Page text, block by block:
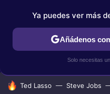
IPHONE TUTORIALES
HOY SE HABLA DE
Ted Lasso Steve Jobs
Ya puedes ver más
Añádenos
Solo necesitas